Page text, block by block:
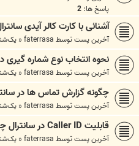
پاسخ ها: 2
آشنائی با کارت کالر آیدی
آخرین پست توسطfaterrasa
« یک‌شنبه ۲۷ خرداد
نحوه انتخاب نوع شماره گیری
آخرین پست توسطfaterrasa
« یک‌شنبه ۲۷ خرداد
چگونه گزارش تماس ها در
آخرین پست توسطfaterrasa
« یک‌شنبه ۳۰ اردیبهشت
قابلیت Caller ID در سانترال چیست؟
آخرین پست توسطfaterrasa
« یک‌شنبه ۱۶ اردیبهشت